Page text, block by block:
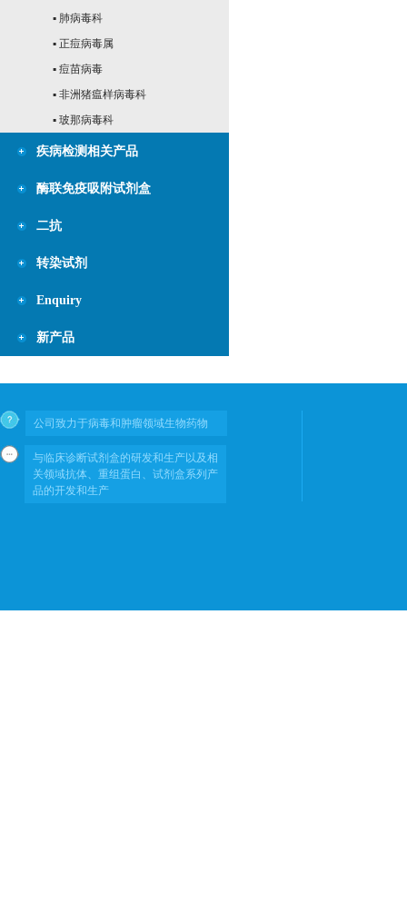
▪ 肺病毒科
▪ 正痘病毒属
▪ 痘苗病毒
▪ 非洲猪瘟样病毒科
▪ 玻那病毒科
疾病检测相关产品
酶联免疫吸附试剂盒
二抗
转染试剂
Enquiry
新产品
公司致力于病毒和肿瘤领域生物药物
与临床诊断试剂盒的研发和生产以及相
关领域抗体、重组蛋白、试剂盒系列产
品的开发和生产